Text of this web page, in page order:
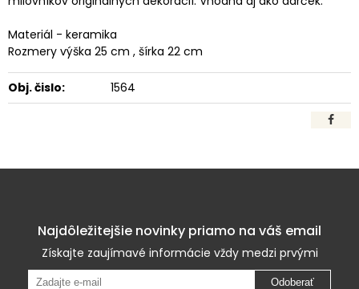
Materiál - keramika
Rozmery výška 25 cm , šírka 22 cm
Obj. čislo: 1564
Najdôležitejšie novinky priamo na váš email
Získajte zaujímavé informácie vždy medzi prvými
Odoberať